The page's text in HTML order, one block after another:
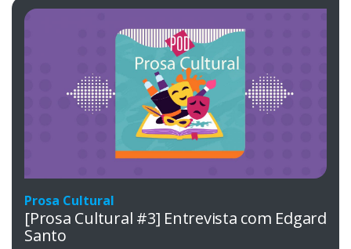
Prosa Cultural
[Prosa Cultural #3] Entrevista com Edgard
Santo